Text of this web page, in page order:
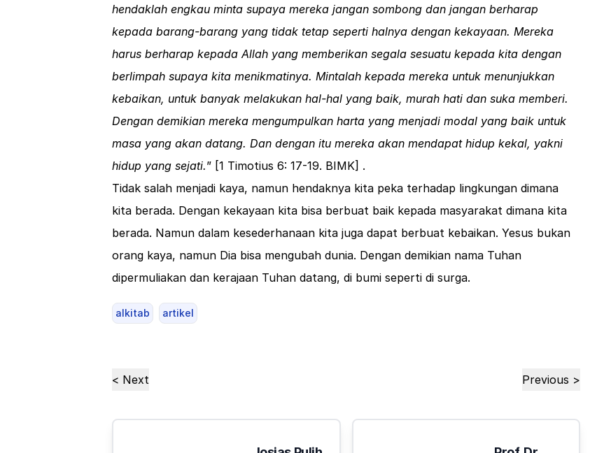
hendaklah engkau minta supaya mereka jangan sombong dan jangan berharap
kepada barang-barang yang tidak tetap seperti halnya dengan kekayaan. Mereka
harus berharap kepada Allah yang memberikan segala sesuatu kepada kita dengan
berlimpah supaya kita menikmatinya. Mintalah kepada mereka untuk menunjukkan
kebaikan, untuk banyak melakukan hal-hal yang baik, murah hati dan suka memberi.
Dengan demikian mereka mengumpulkan harta yang menjadi modal yang baik untuk
masa yang akan datang. Dan dengan itu mereka akan mendapat hidup kekal, yakni
hidup yang sejati.” [1 Timotius 6: 17-19. BIMK] .
Tidak salah menjadi kaya, namun hendaknya kita peka terhadap lingkungan dimana
kita berada. Dengan kekayaan kita bisa berbuat baik kepada masyarakat dimana kita
berada. Namun dalam kesederhanaan kita juga dapat berbuat kebaikan. Yesus bukan
orang kaya, namun Dia bisa mengubah dunia. Dengan demikian nama Tuhan
dipermuliakan dan kerajaan Tuhan datang, di bumi seperti di surga.
alkitab artikel
< Next Previous >